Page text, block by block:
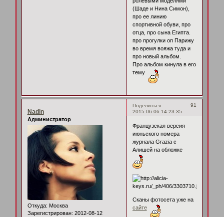
(Шаде и Нина Симон),
про ее линию
спортивной обуви, про
отца, про сына Египта.
про прогулки оп Парижу
во время вояжа туда и
про новый альбом.
Про альбом кинула в его
тему
Поделиться
91
2015-06-06 14:23:35
Nadin
Администратор
Откуда: Москва
Зарегистрирован: 2012-08-12
Французская версия
июньского номера
журнала Grazia с
Алишей на обложке
Сканы фотосета уже на
сайте